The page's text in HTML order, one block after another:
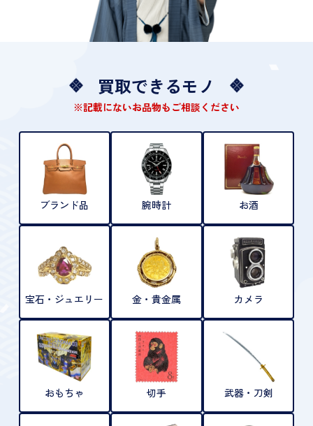
買取できるモノ
※記載にないお品物もご相談ください
ブランド品 腕時計 お酒
宝石・ジュエリー 金・貴金属 カメラ
おもちゃ 切手 武器・刀剣